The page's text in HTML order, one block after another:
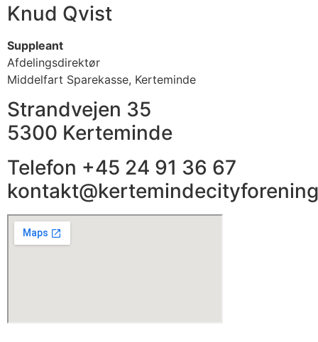
Knud Qvist
Suppleant
Afdelingsdirektør
Middelfart Sparekasse, Kerteminde
Strandvejen 35
5300 Kerteminde
Telefon +45 24 91 36 67